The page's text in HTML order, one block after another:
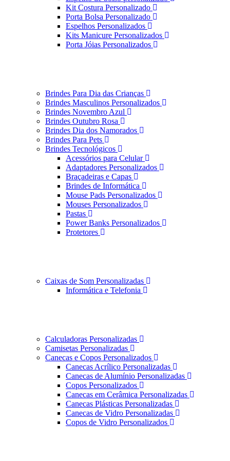
Kit Costura Personalizado
Porta Bolsa Personalizado
Espelhos Personalizados
Kits Manicure Personalizados
Porta Jóias Personalizados
Brindes Para Dia das Crianças
Brindes Masculinos Personalizados
Brindes Novembro Azul
Brindes Outubro Rosa
Brindes Dia dos Namorados
Brindes Para Pets
Brindes Tecnológicos
Acessórios para Celular
Adaptadores Personalizados
Braçadeiras e Capas
Brindes de Informática
Mouse Pads Personalizados
Mouses Personalizados
Pastas
Power Banks Personalizados
Protetores
Caixas de Som Personalizadas
Informática e Telefonia
Calculadoras Personalizadas
Camisetas Personalizadas
Canecas e Copos Personalizados
Canecas Acrílico Personalizadas
Canecas de Alumínio Personalizadas
Copos Personalizados
Canecas em Cerâmica Personalizadas
Canecas Plásticas Personalizadas
Canecas de Vidro Personalizadas
Copos de Vidro Personalizados